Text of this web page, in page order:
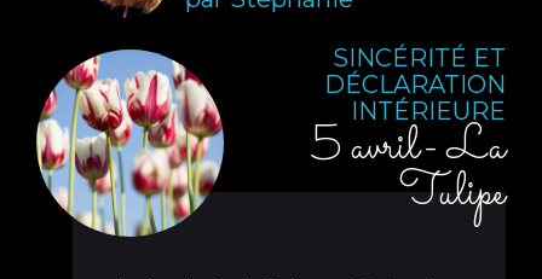
SINCÉRITÉ ET
DÉCLARATION
INTÉRIEURE
5 avril- La
Tulipe